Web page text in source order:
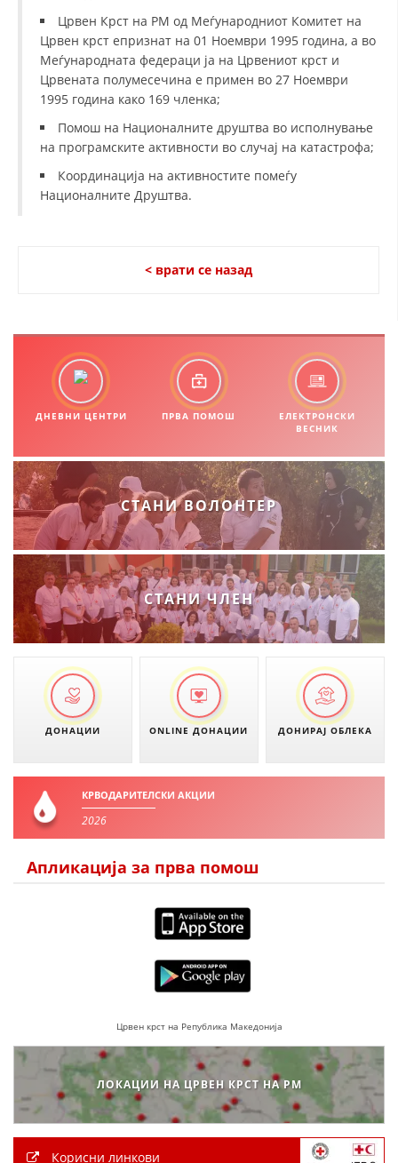
ПРИРАЧНИЦИ
ЕДУКАТИВНО ИНФОРМАТИВНИ МАТЕРИЈАЛИ
Црвен Крст на РМ од Меѓународниот Комитет на
Црвен крст епризнат на 01 Ноември 1995 година, а во
Меѓународната федераци ја на Црвениот крст и
Црвената полумесечина е примен во 27 Ноември
1995 година како 169 членка;
Помош на Националните друштва во исполнување
на програмските активности во случај на катастрофа;
Координација на активностите помеѓу
Националните Друштва.
< врати се назад
ДНЕВНИ ЦЕНТРИ ПРВА ПОМОШ
ЕЛЕКТРОНСКИ
ВЕСНИК
СТАНИ ВОЛОНТЕР
СТАНИ ЧЛЕН
ДОНАЦИИ ONLINE ДОНАЦИИ ДОНИРАЈ ОБЛЕКА
КРВОДАРИТЕЛСКИ АКЦИИ
2026
Апликација за прва помош
Црвен крст на Република Македонија
ЛОКАЦИИ НА ЦРВЕН КРСТ НА РМ
Корисни линкови